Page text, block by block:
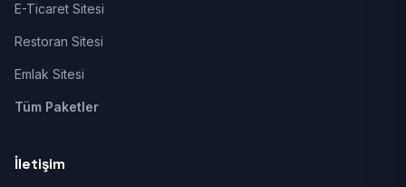
E-Ticaret Sitesi
Restoran Sitesi
Emlak Sitesi
Tüm Paketler
İletişim